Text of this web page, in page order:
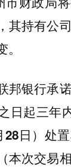
其持有公
邦银行承
日起三年
28日）处
本次交易